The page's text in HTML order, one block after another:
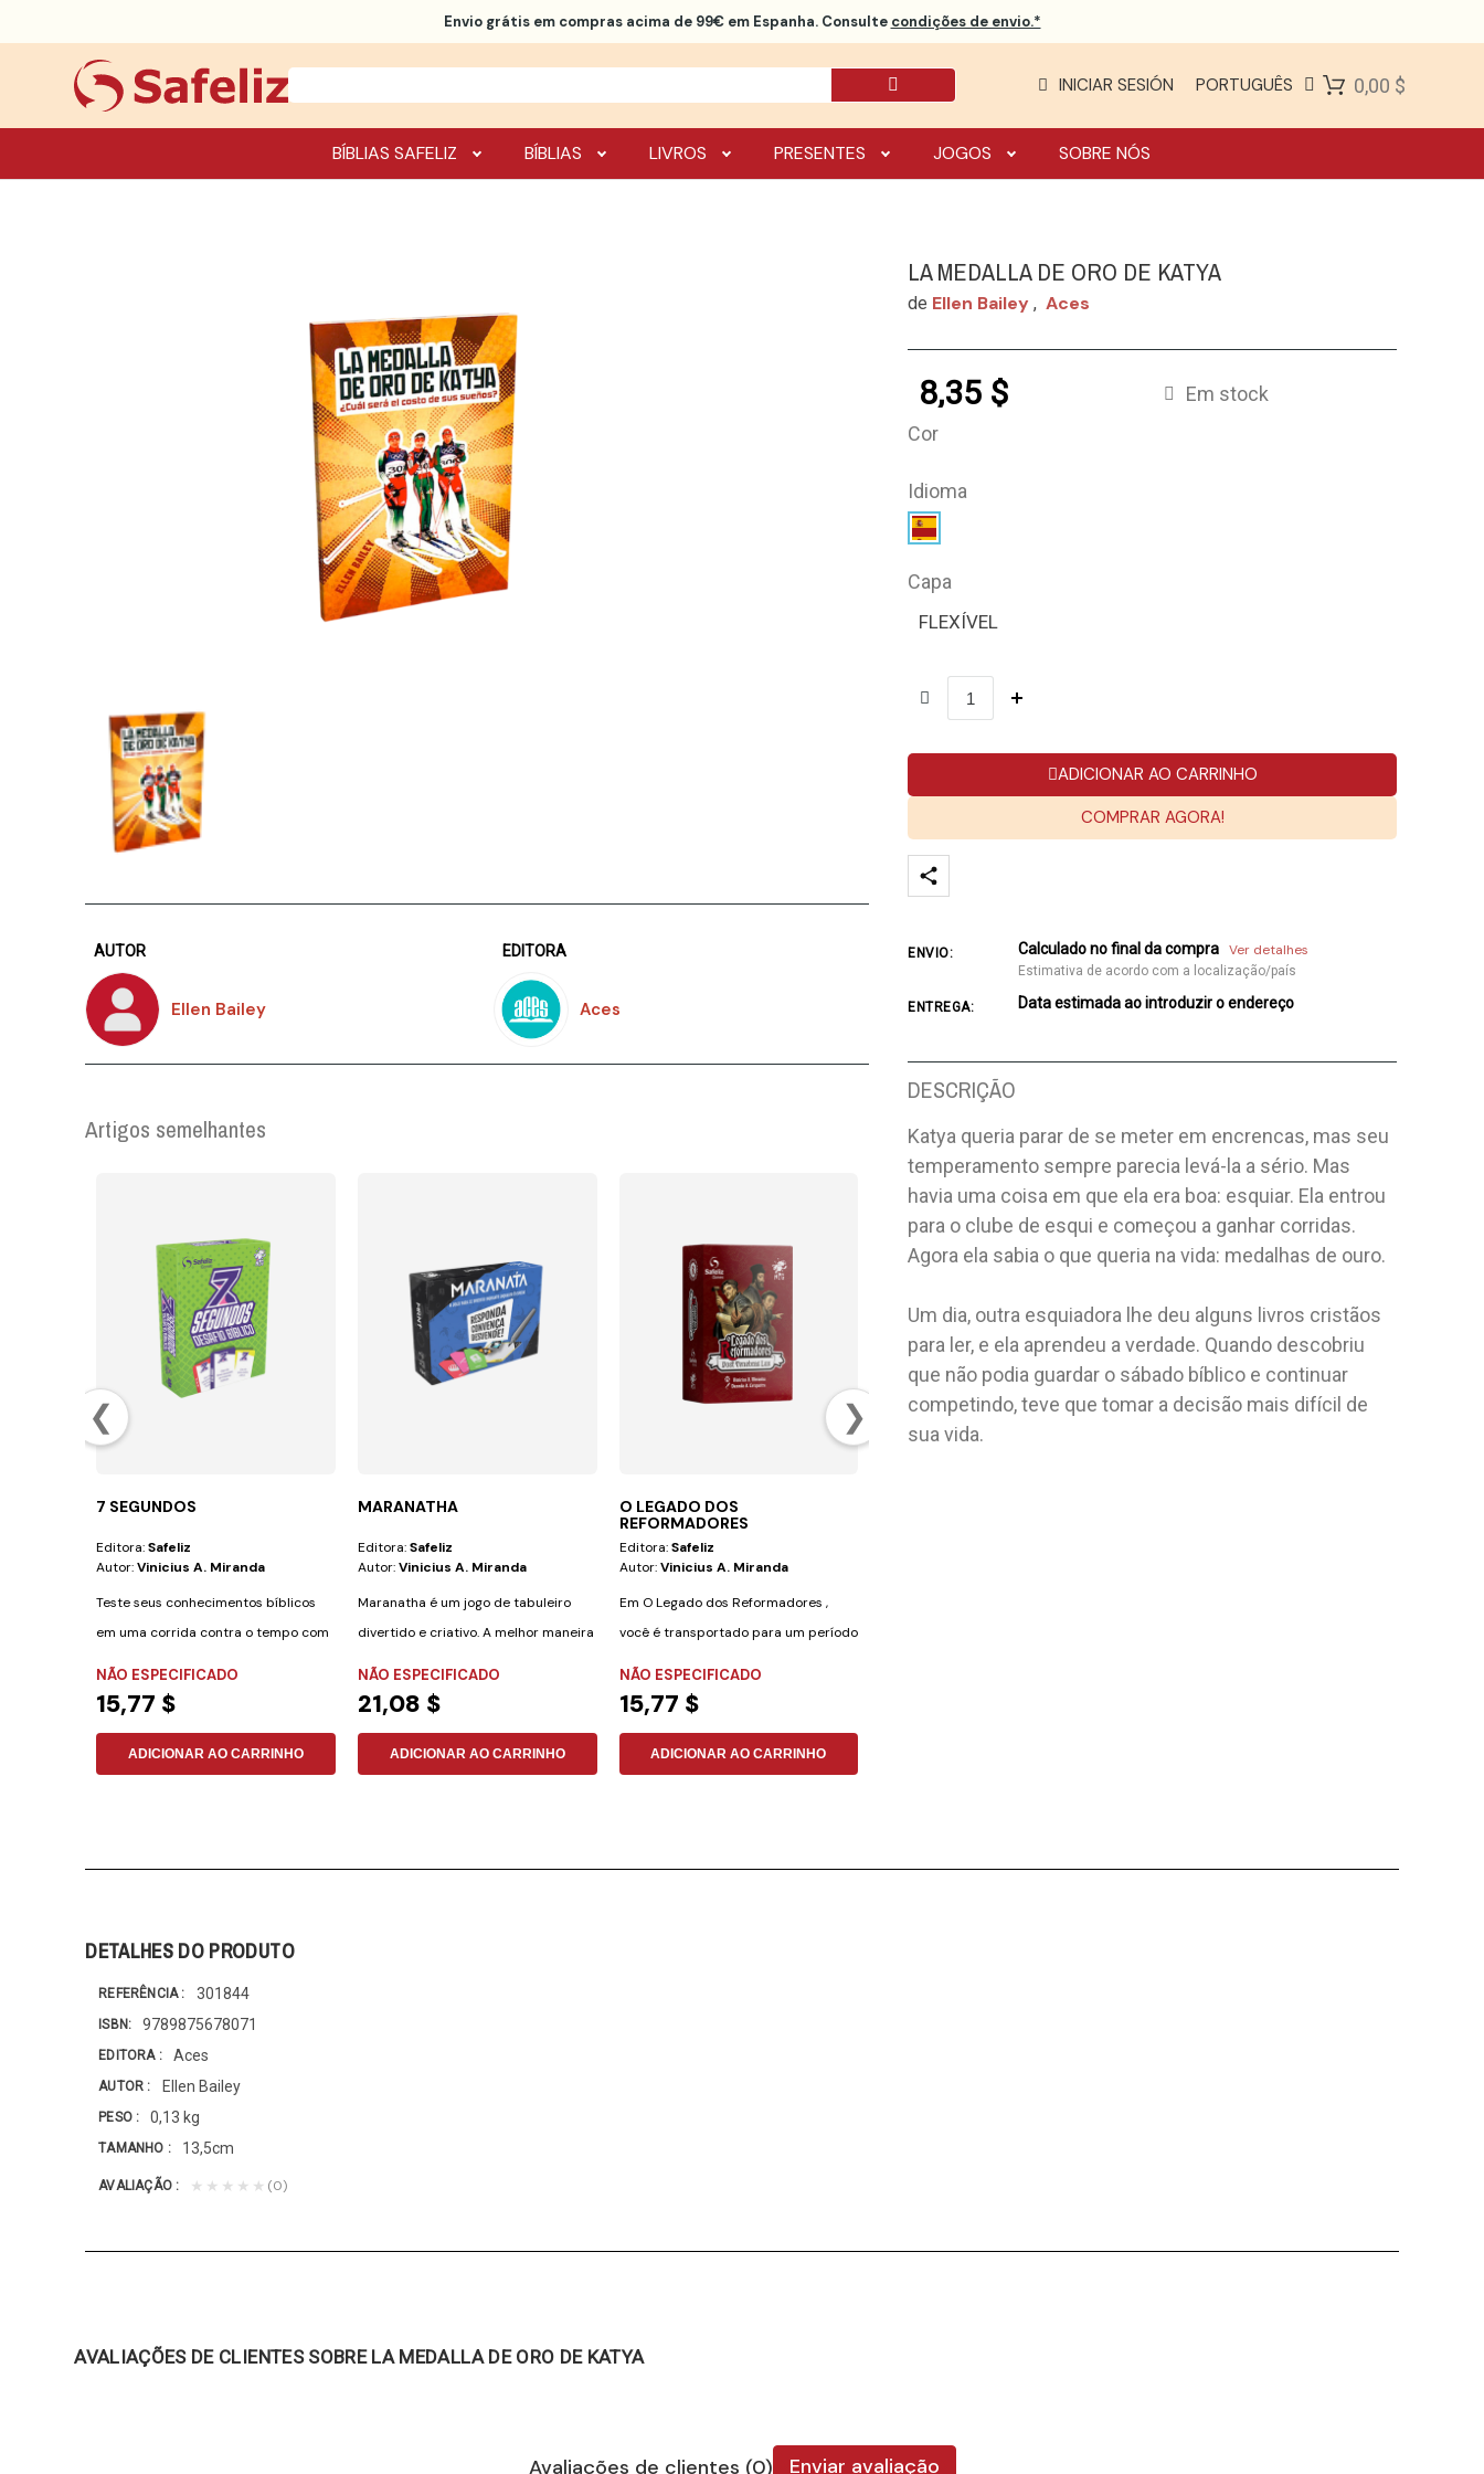
Envio grátisem compras acima de 99€ em Espanha. Consulte condições de envio.*
INICIAR SESIÓN PORTUGUÊS 0,00 $
BÍBLIAS SAFELIZ BÍBLIAS LIVROS PRESENTES JOGOS SOBRE NÓS
AUTOR
Ellen Bailey
EDITORA
Aces
Artigos semelhantes
❮ ❯
7 SEGUNDOS
Editora:Safeliz
Autor:Vinicius A. Miranda
Teste seus conhecimentos bíblicos
em uma corrida contra o tempo com
NÃO ESPECIFICADO
15,77 $
ADICIONAR AO CARRINHO
MARANATHA
Editora:Safeliz
Autor:Vinicius A. Miranda
Maranatha é um jogo de tabuleiro
divertido e criativo. A melhor maneira
NÃO ESPECIFICADO
21,08 $
ADICIONAR AO CARRINHO
O LEGADO DOS
REFORMADORES
Editora:Safeliz
Autor:Vinicius A. Miranda
Em O Legado dos Reformadores ,
você é transportado para um período
NÃO ESPECIFICADO
15,77 $
ADICIONAR AO CARRINHO
LA MEDALLA DE ORO DE KATYA
de Ellen Bailey , Aces
8,35 $
Em stock
Cor
Idioma
Capa
FLEXÍVEL
ADICIONAR AO CARRINHO
COMPRAR AGORA!
ENVIO: Calculado no final da compra Ver detalhes
Estimativa de acordo com a localização/país
ENTREGA: Data estimada ao introduzir o endereço
DESCRIÇÃO
Katya queria parar de se meter em encrencas, mas seu
temperamento sempre parecia levá-la a sério. Mas
havia uma coisa em que ela era boa: esquiar. Ela entrou
para o clube de esqui e começou a ganhar corridas.
Agora ela sabia o que queria na vida: medalhas de ouro.
Um dia, outra esquiadora lhe deu alguns livros cristãos
para ler, e ela aprendeu a verdade. Quando descobriu
que não podia guardar o sábado bíblico e continuar
competindo, teve que tomar a decisão mais difícil de
sua vida.
DETALHES DO PRODUTO
REFERÊNCIA 301844
ISBN 9789875678071
EDITORA Aces
AUTOR Ellen Bailey
PESO 0,13 kg
TAMANHO 13,5cm
AVALIAÇÃO ★★★★★ (0)
AVALIAÇÕES DE CLIENTES SOBRE LA MEDALLA DE ORO DE KATYA
Avaliações de clientes (0) Enviar avaliação